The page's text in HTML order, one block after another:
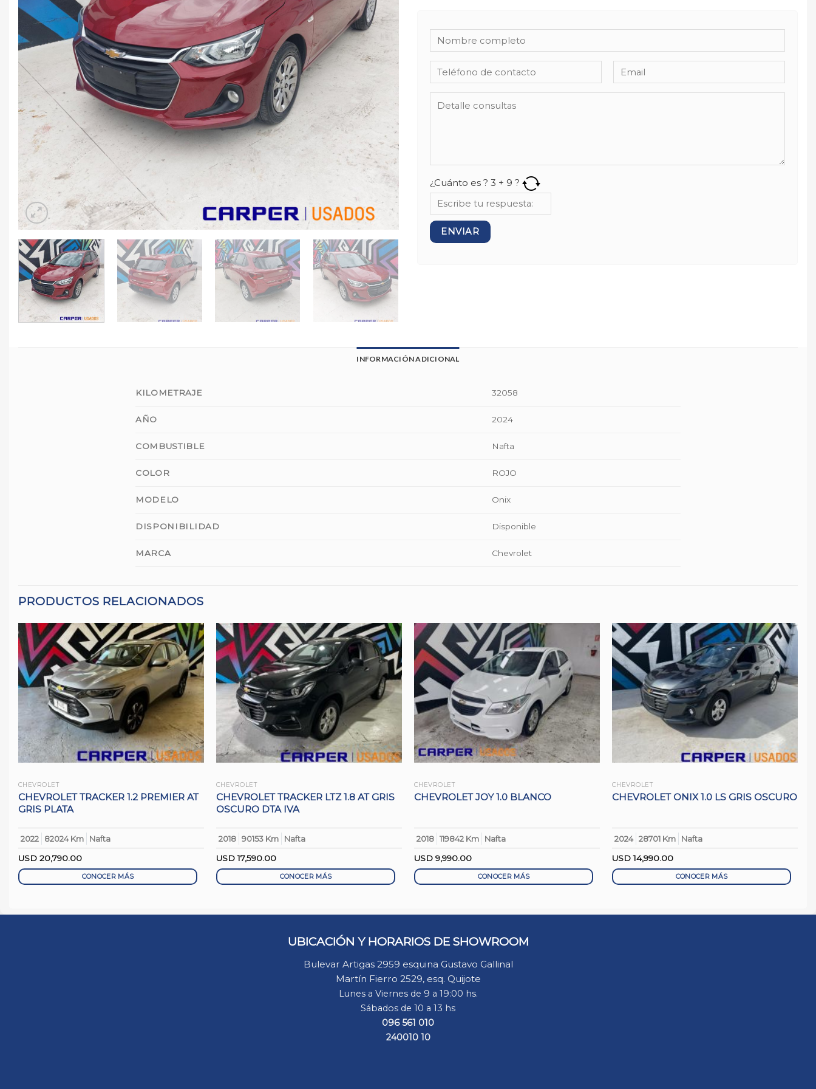
¿Cuánto es ? 3 + 9 ?
INFORMACIÓN ADICIONAL
KILOMETRAJE 32058
AÑO 2024
COMBUSTIBLE Nafta
COLOR ROJO
MODELO Onix
DISPONIBILIDAD Disponible
MARCA Chevrolet
PRODUCTOS RELACIONADOS
CHEVROLET
CHEVROLET TRACKER 1.2 PREMIER AT
GRIS PLATA
2022 82024 Km
Nafta
USD 20,790.00
CONOCER MÁS
CHEVROLET
CHEVROLET TRACKER LTZ 1.8 AT GRIS
OSCURO DTA IVA
2018 90153 Km
Nafta
USD17,590.00
CONOCER MÁS
CHEVROLET
CHEVROLET JOY 1.0 BLANCO
2018 119842 Km
Nafta
USD 9,990.00
CONOCER MÁS
CHEVROLET
CHEVROLET ONIX 1.0 LS GRIS OSCURO
2024 28701 Km
Nafta
USD14,990.00
CONOCER MÁS
UBICACIÓN Y HORARIOS DE SHOWROOM
Bulevar Artigas 2959 esquina Gustavo Gallinal
Martín Fierro 2529, esq. Quijote
Lunes a Viernes de 9 a 19:00 hs.
Sábados de 10 a 13 hs
096 561 010
240010 10